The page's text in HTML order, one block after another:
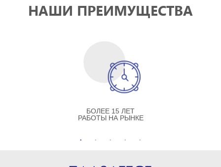
НАШИ ПРЕИМУЩЕСТВА
БОЛЕЕ 15 ЛЕТ
РАБОТЫ НА РЫНКЕ